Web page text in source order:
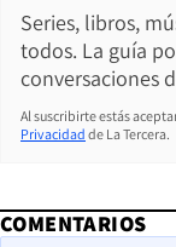
Series, libros,
todos. La guía
conversaciones
Al suscribirte estás
Privacidad de La Tercera.
COMENTARIOS